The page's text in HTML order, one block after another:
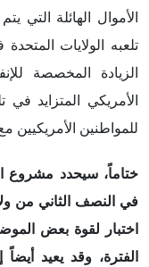
الأموال الهائلة التي
تلعبه الولايات
الزيادة المخصصة
الأمريكي المتزايد
للمواطنين الأمريكيين
ختاماً، سيحدد مشروع
في النصف الثاني من
اختبار لقوة بعض
الفترة، وقد يعيد